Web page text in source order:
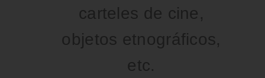
carteles de cine,
objetos etnográficos,
etc.